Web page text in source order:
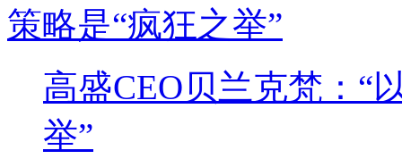
高盛CEO贝兰克梵：“
举”